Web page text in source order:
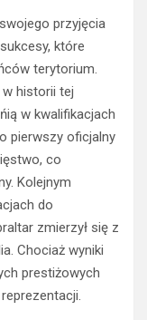
przyjęcia
które
terytorium.
historii tej
w kwalifikacjach
pierwszy oficjalny
co
Kolejnym
do
zmierzył się z
Chociaż wyniki
prestiżowych